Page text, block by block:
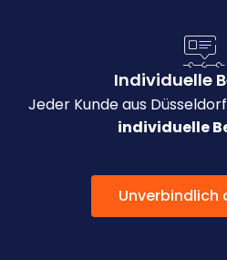
Individuelle
Jeder Kunde aus
individuelle
Unverbindlich